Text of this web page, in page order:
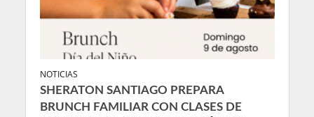
NOTICIAS
SHERATON SANTIAGO PREPARA
BRUNCH FAMILIAR CON CLASES DE